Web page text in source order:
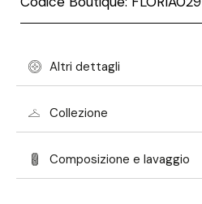
Altri dettagli
Collezione
Composizione e lavaggio